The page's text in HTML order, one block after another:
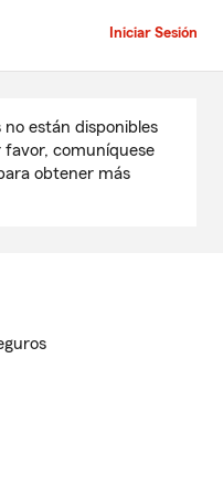
Iniciar Sesión
están disponibles
comuníquese
obtener más